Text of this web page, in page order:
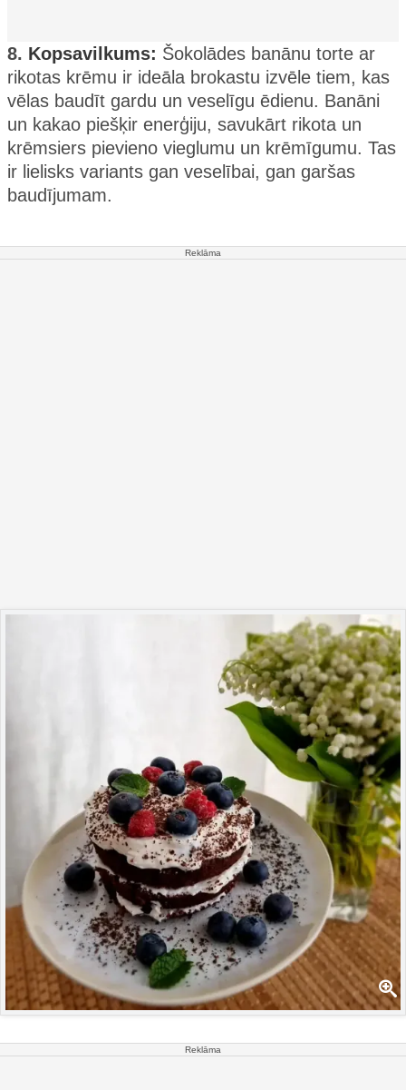
8. Kopsavilkums: Šokolādes banānu torte ar
rikotas krēmu ir ideāla brokastu izvēle tiem, kas
vēlas baudīt gardu un veselīgu ēdienu. Banāni
un kakao piešķir enerģiju, savukārt rikota un
krēmsiers pievieno vieglumu un krēmīgumu. Tas
ir lielisks variants gan veselībai, gan garšas
baudījumam.
Reklāma
Reklāma